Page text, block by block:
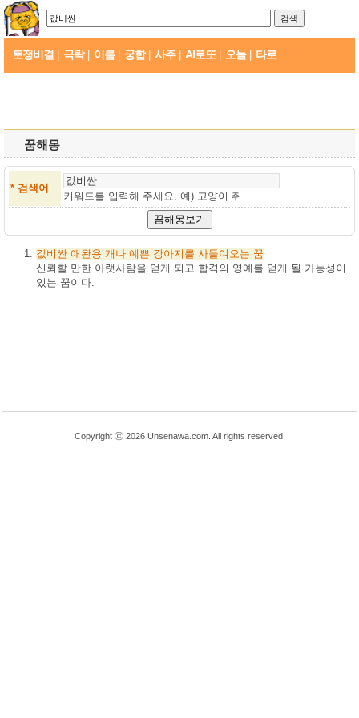
토정비결 극락 이름 궁합 사주 AI로또 오늘 타로
꿈해몽
* 검색어
키워드를 입력해 주세요. 예) 고양이 쥐
값비싼 애완용 개나 예쁜 강아지를 사들여오는 꿈
신뢰할 만한 아랫사람을 얻게 되고 합격의 영예를 얻게 될 가능성이
있는 꿈이다.
Copyright ⓒ 2026 Unsenawa.com. All rights reserved.